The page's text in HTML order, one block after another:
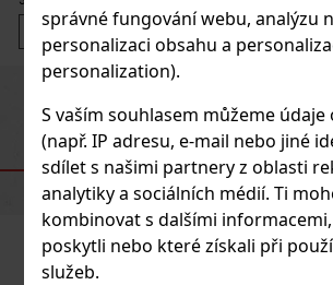
správné fungování webu, analýzu
personalizaci obsahu a
personalization).
S vaším souhlasem můžeme údaje
(např. IP adresu, e-mail nebo jiné
sdílet s našimi partnery z oblasti
analytiky a sociálních médií. Ti
kombinovat s dalšími
poskytli nebo které získali při
služeb.
Do košíku
DOPORUČENÉ